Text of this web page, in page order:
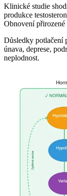
Klinické studie
produkce
Obnovení
Důsledky potlačení
únava, deprese,
neplodnost.